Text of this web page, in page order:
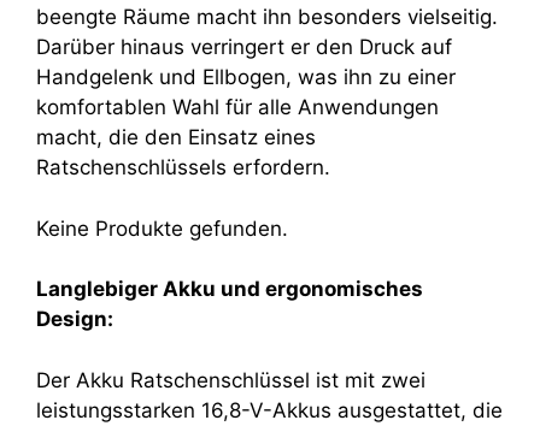
beengte Räume macht ihn besonders vielseitig.
Darüber hinaus verringert er den Druck auf
Handgelenk und Ellbogen, was ihn zu einer
komfortablen Wahl für alle Anwendungen
macht, die den Einsatz eines
Ratschenschlüssels erfordern.
Keine Produkte gefunden.
Langlebiger Akku und ergonomisches
Design:
Der Akku Ratschenschlüssel ist mit zwei
leistungsstarken 16,8-V-Akkus ausgestattet, die